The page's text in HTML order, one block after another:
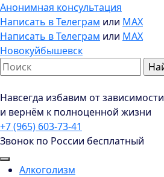
Анонимная консультация
Написать в Телеграм или MAX
Написать в Телеграм или MAX
Новокуйбышевск
Навсегда избавим от зависимости
и вернём к полноценной жизни
+7 (965) 603-73-41
Звонок по России бесплатный
Алкоголизм